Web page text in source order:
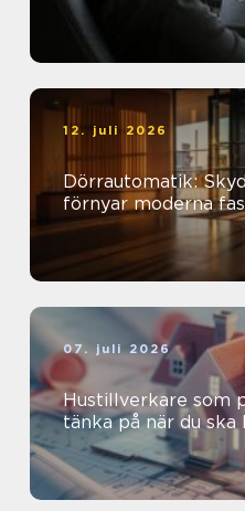
12. juli 2026
Dörrautomatik:
förnyar moderna
07. juli 2026
Hustillverkare som partner
tänka på när du ska